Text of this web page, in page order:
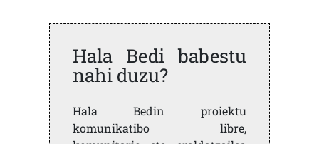
Hala Bedi babestu
nahi duzu?
Hala Bedin proiektu
komunikatibo libre,